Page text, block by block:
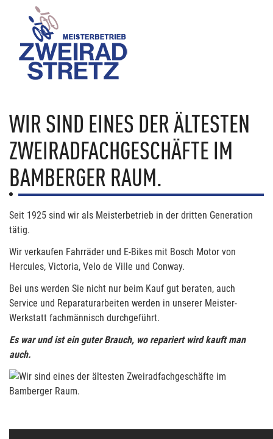
WIR SIND EINES DER ÄLTESTEN
ZWEIRADFACHGESCHÄFTE IM
BAMBERGER RAUM.
Seit 1925 sind wir als Meisterbetrieb in der dritten Generation
tätig.
Wir verkaufen Fahrräder und E-Bikes mit Bosch Motor von
Hercules, Victoria, Velo de Ville und Conway.
Bei uns werden Sie nicht nur beim Kauf gut beraten, auch
Service und Reparaturarbeiten werden in unserer Meister-
Werkstatt fachmännisch durchgeführt.
Es war und ist ein guter Brauch, wo repariert wird kauft man
auch.